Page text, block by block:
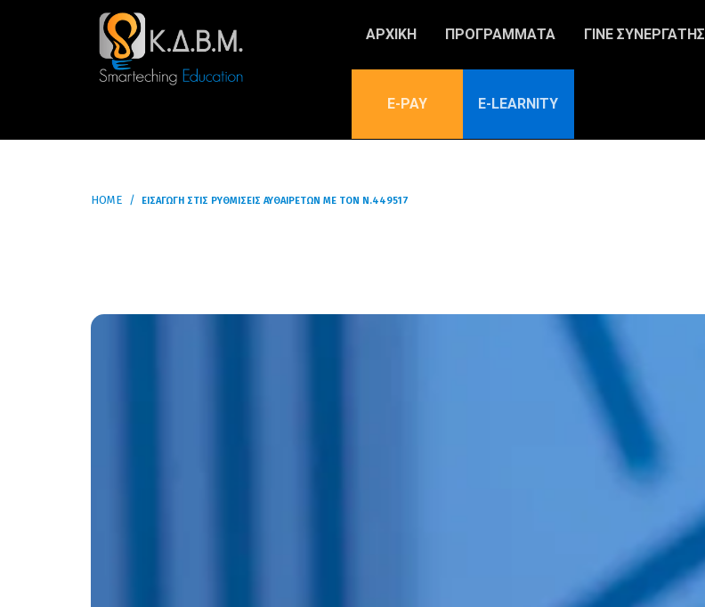
ΑΡΧΙΚΗ ΠΡΟΓΡΑΜΜΑΤΑ ΓΙΝΕ ΣΥΝΕΡΓΑΤΗΣ
E-PAY E-LEARNITY
HOME ΕΙΣΑΓΩΓΉ ΣΤΙΣ ΡΥΘΜΊΣΕΙΣ ΑΥΘΑΙΡΈΤΩΝ ΜΕ ΤΟΝ Ν.449517